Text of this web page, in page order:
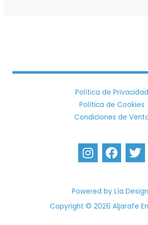
Política de Privacidad
Política de Cookies
Condiciones de
n
s
a
g
r
a
c
b
o
o
w
i
t
e
r
Powered by Lía
Copyright © 2026 Aljarafe